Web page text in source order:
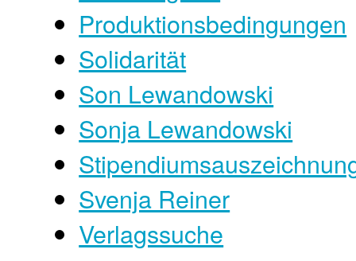
Produktionsbedingungen
Solidarität
Son Lewandowski
Sonja Lewandowski
Svenja Reiner
Verlagssuche